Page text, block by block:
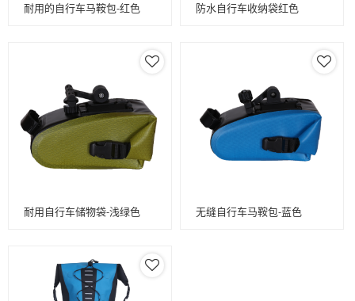
耐用的自行车马鞍包-红色 防水自行车收纳袋红色
耐用自行车储物袋-浅绿色 无缝自行车马鞍包-蓝色